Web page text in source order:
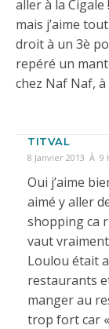
aller à la Cigale
mais j’aime
droit à un 3è
repéré un
chez Naf Naf,
TITVAL
8 Janvier 2013 À 9
Oui j’aime
aimé y aller
shopping ca
vaut
Loulou était
restaurants
manger au
trop fort car